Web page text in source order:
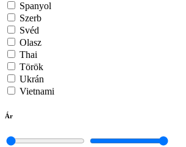
Spanyol
Szerb
Svéd
Olasz
Thai
Török
Ukrán
Vietnami
Ár